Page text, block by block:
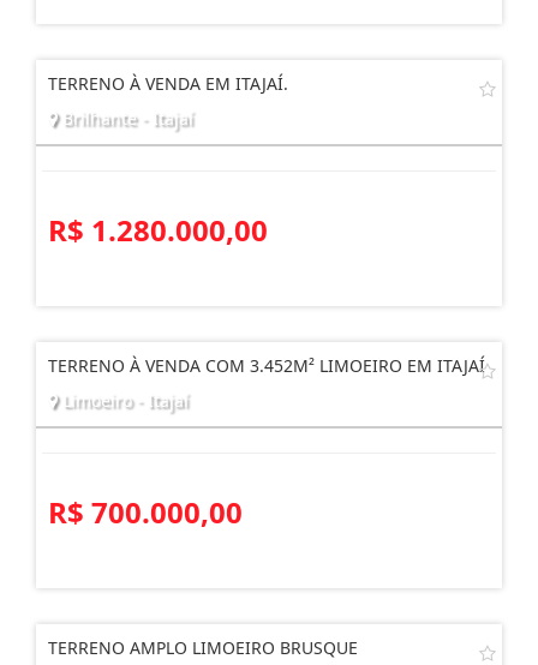
TERRENO À VENDA EM ITAJAÍ.
Brilhante - Itajaí
R$ 1.280.000,00
TERRENO À VENDA COM 3.452M² LIMOEIRO EM ITAJAÍ
Limoeiro - Itajaí
R$ 700.000,00
TERRENO AMPLO LIMOEIRO BRUSQUE